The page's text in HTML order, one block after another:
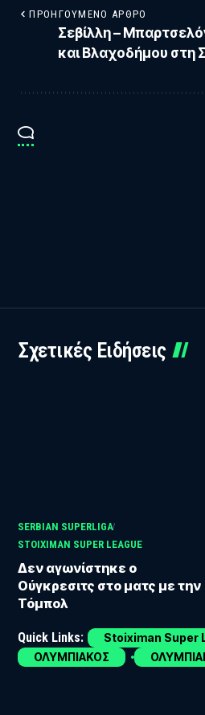
ΠΡΟΗΓΟΎΜΕΝΟ ΆΡΘΡΟ
Σεβίλλη –
και Βλαχοδήμου στη
Σχετικές Ειδήσεις
SERBIAN SUPERLIGA
STOIXIMAN SUPER LEAGUE
Δεν αγωνίστηκε ο
Ούγκρεσιτς στο ματς με την
Τόμπολ
Quick Links: Stoiximan Super
ΟΛΥΜΠΙΑΚΟΣ